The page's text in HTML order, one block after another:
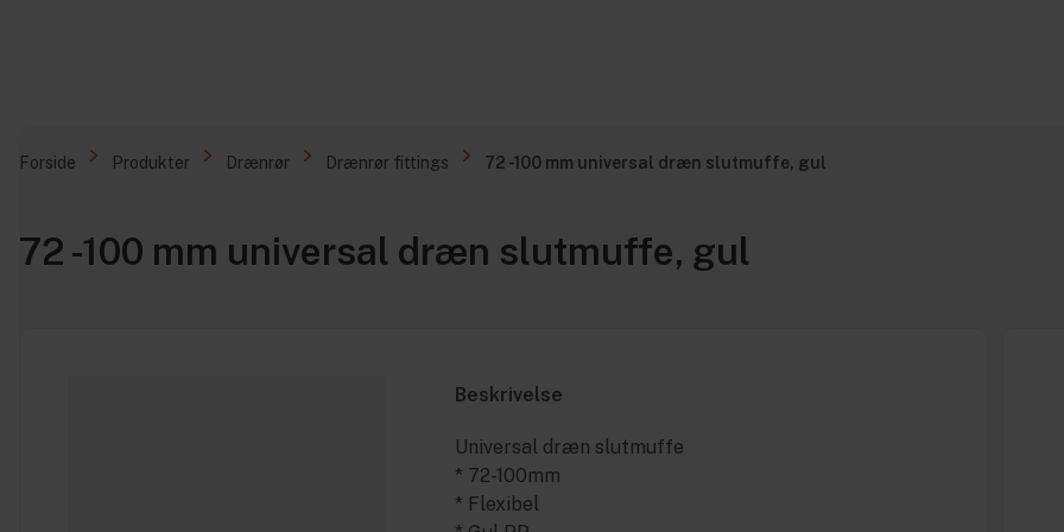
Forside Produkter Drænrør Drænrør fittings 72 -100 mm universal dræn slutmuffe, gul
72 -100 mm universal dræn slutmuffe, gul
Beskrivelse
Universal dræn slutmuffe
* 72-100mm
* Flexibel